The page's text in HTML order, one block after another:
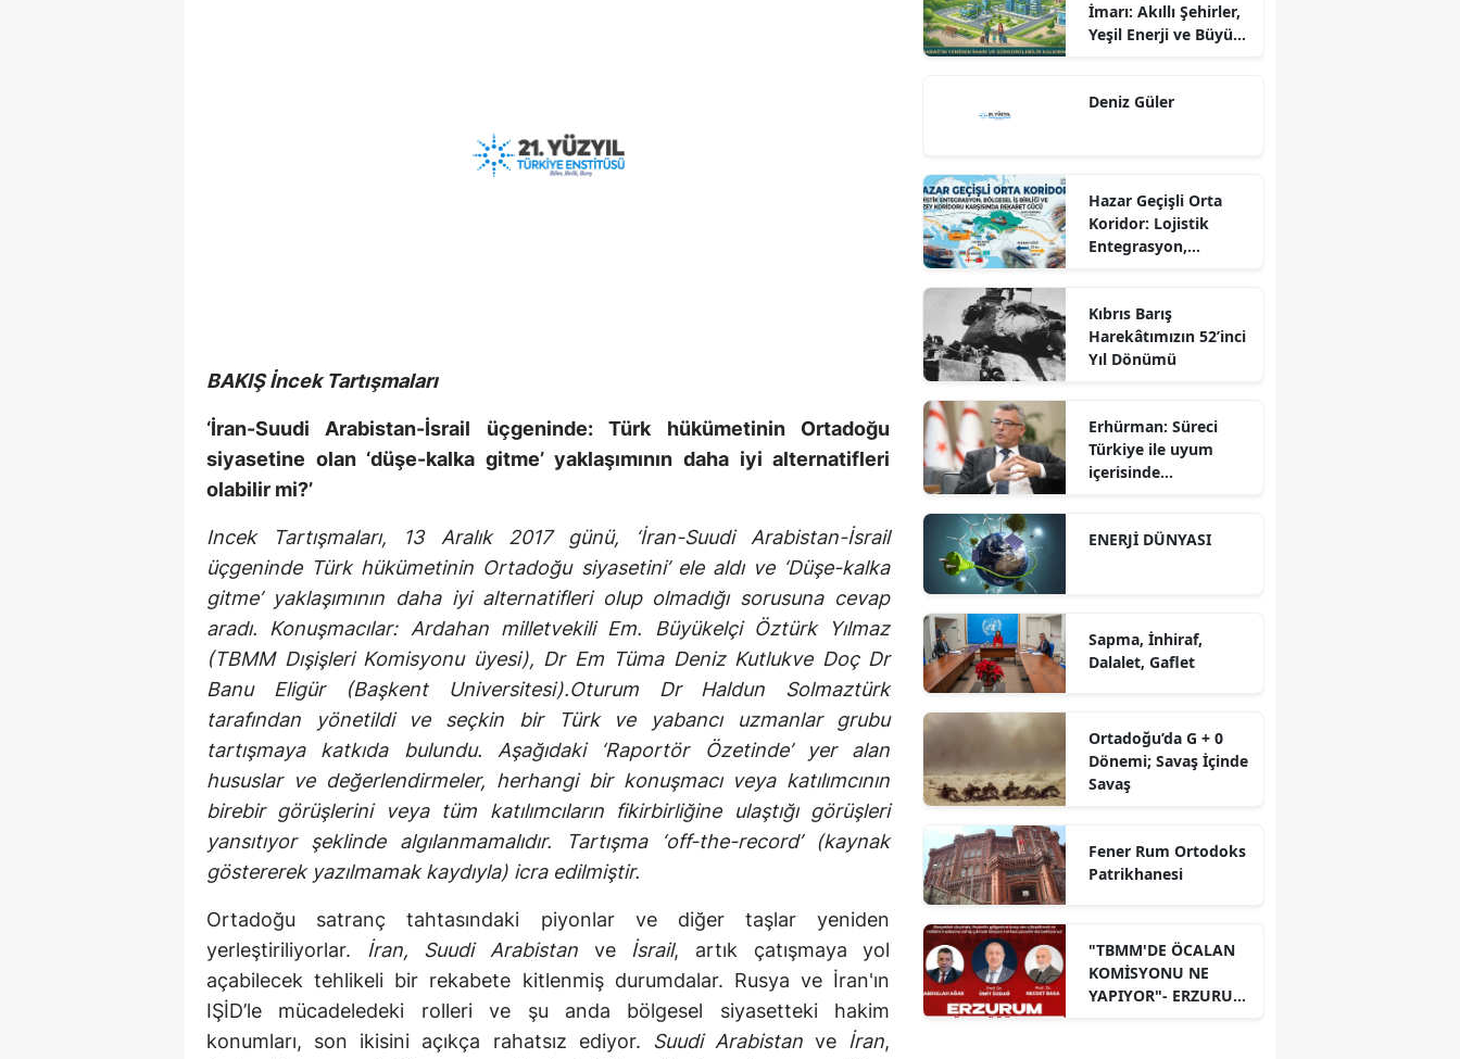
BAKIŞ İncek Tartışmaları
‘İran-Suudi Arabistan-İsrail üçgeninde: Türk hükümetinin Ortadoğu
siyasetine olan ‘düşe-kalka gitme’ yaklaşımının daha iyi alternatifleri
olabilir mi?’
Incek Tartışmaları, 13 Aralık 2017 günü, ‘İran-Suudi Arabistan-İsrail
üçgeninde Türk hükümetinin Ortadoğu siyasetini’ ele aldı ve ‘Düşe-kalka
gitme’ yaklaşımının daha iyi alternatifleri olup olmadığı sorusuna cevap
aradı. Konuşmacılar: Ardahan milletvekili Em. Büyükelçi Öztürk Yılmaz
(TBMM Dışişleri Komisyonu üyesi), Dr Em Tüma Deniz Kutlukve Doç Dr
Banu Eligür (Başkent Universitesi).Oturum Dr Haldun Solmaztürk
tarafından yönetildi ve seçkin bir Türk ve yabancı uzmanlar grubu
tartışmaya katkıda bulundu. Aşağıdaki ‘Raportör Özetinde’ yer alan
hususlar ve değerlendirmeler, herhangi bir konuşmacı veya katılımcının
birebir görüşlerini veya tüm katılımcıların fikirbirliğine ulaştığı görüşleri
yansıtıyor şeklinde algılanmamalıdır. Tartışma ‘off-the-record’ (kaynak
göstererek yazılmamak kaydıyla) icra edilmiştir.
Ortadoğu satranç tahtasındaki piyonlar ve diğer taşlar yeniden
yerleştiriliyorlar. İran, Suudi Arabistan ve İsrail, artık çatışmaya yol
açabilecek tehlikeli bir rekabete kitlenmiş durumdalar. Rusya ve İran'ın
IŞİD’le mücadeledeki rolleri ve şu anda bölgesel siyasetteki hakim
konumları, son ikisini açıkça rahatsız ediyor. Suudi Arabistan ve İran,
İmarı: Akıllı Şehirler,
Yeşil Enerji ve Büyük
Sürdürülebilir
Deniz Güler
Hazar Geçişli Orta
Koridor: Lojistik
Entegrasyon,
Karşısında Rekabet
Gücü
Kıbrıs Barış
Harekâtımızın 52’inci
Yıl Dönümü
Erhürman: Süreci
Türkiye ile uyum
içerisinde
ENERJİ DÜNYASI
Sapma, İnhiraf,
Dalalet, Gaflet
Ortadoğu’da G + 0
Dönemi; Savaş İçinde
Savaş
Fener Rum Ortodoks
Patrikhanesi
"TBMM'DE ÖCALAN
KOMİSYONU NE
YAPIYOR"- ERZURUM